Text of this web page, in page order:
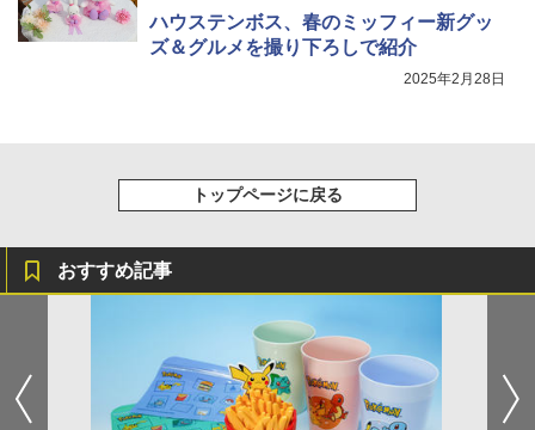
ハウステンボス、春のミッフィー新グッ
ズ＆グルメを撮り下ろしで紹介
2025年2月28日
トップページに戻る
おすすめ記事